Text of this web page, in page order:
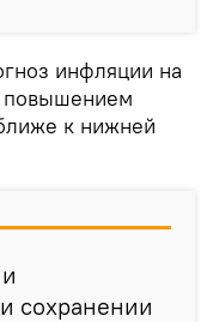
инфляции на
повышением
к нижней
сохранении